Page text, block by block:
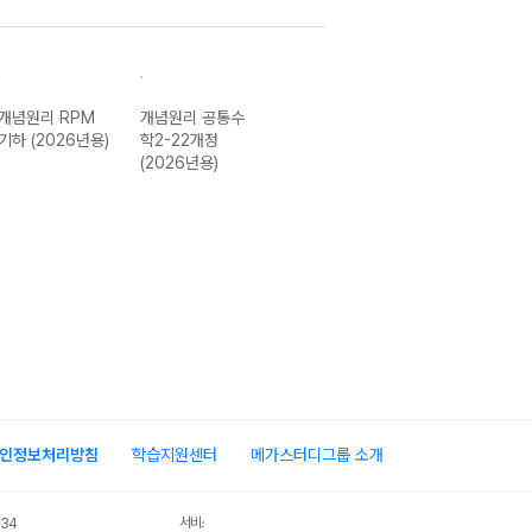
념원리 RPM
기하 (2026년용)
개념원리 공통수
학2-22개정
(2026년용)
정보처리방침 학습지원센터 메가스터디그룹 소개
서비스 가입사실 확인